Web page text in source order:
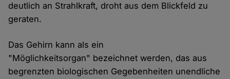
deutlich an Strahlkraft, droht aus dem Blickfeld zu
geraten.
Das Gehirn kann als ein
"Möglichkeitsorgan" bezeichnet werden, das aus
begrenzten biologischen Gegebenheiten unendliche